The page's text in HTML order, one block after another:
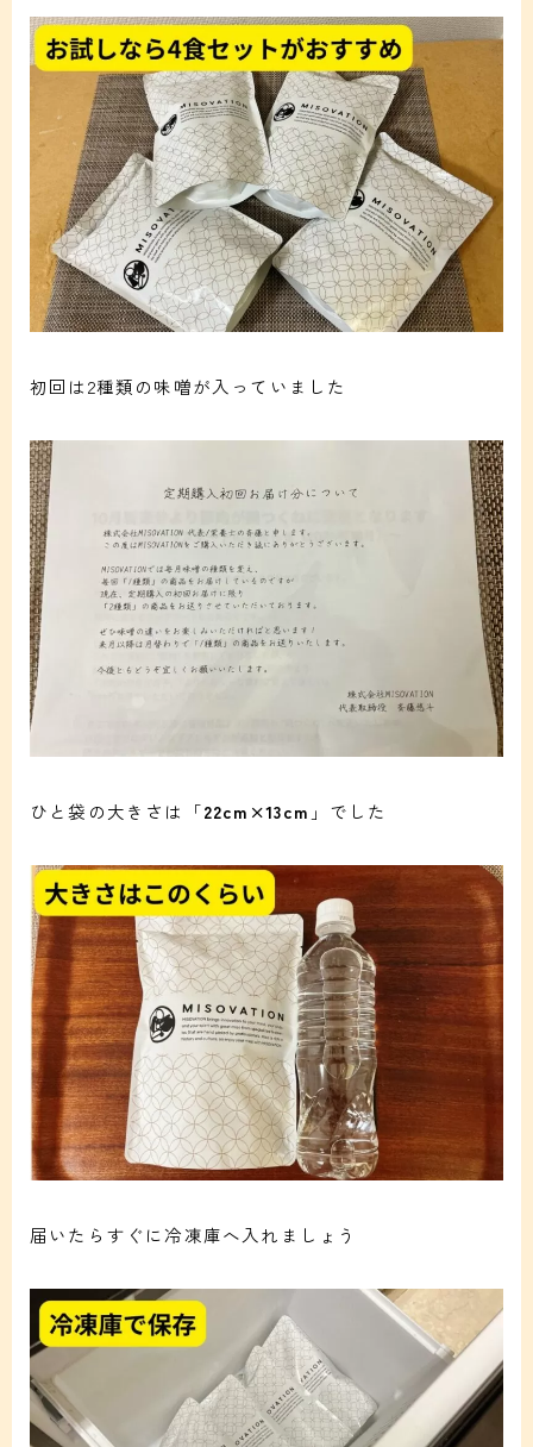
初回は2種類の味噌が入っていました
ひと袋の大きさは「22cm×13cm 」でした
届いたらすぐに冷凍庫へ入れましょう